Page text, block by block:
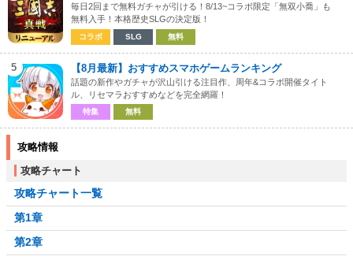
毎日2回まで無料ガチャが引ける！8/13~コラボ限定「無双小喬」も
無料入手！本格歴史SLGの決定版！
コラボ SLG 無料
5 【8月最新】おすすめスマホゲームランキング
話題の新作やガチャが沢山引ける注目作、周年&コラボ開催タイト
ル、リセマラおすすめなどを完全網羅！
特集 無料
攻略情報
攻略チャート
攻略チャート一覧
第1章
第2章